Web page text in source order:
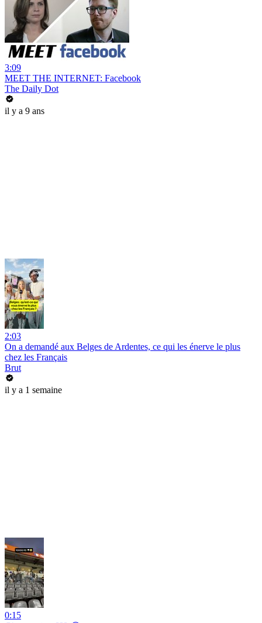
3:09
MEET THE INTERNET: Facebook
The Daily Dot
il y a 9 ans
2:03
On a demandé aux Belges de Ardentes, ce qui les énerve le plus
chez les Français
Brut
il y a 1 semaine
0:15